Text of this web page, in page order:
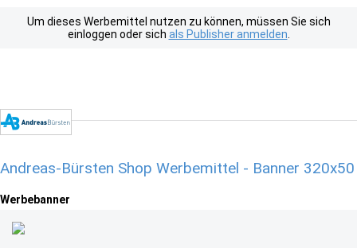
Um dieses Werbemittel nutzen zu können, müssen Sie sich
einloggen oder sich als Publisher anmelden
Andreas-Bürsten Shop Werbemittel - Banner 320x50
Werbebanner